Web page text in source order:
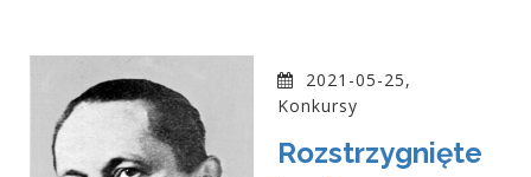
2021-05-25,
Konkursy
Rozstrzygnięte